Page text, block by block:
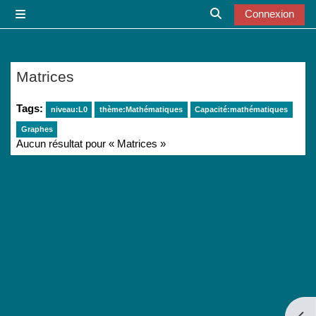
Activer/désactiver
Connexion
Matrices
Tags: niveau:L0 thème:Mathématiques Capacité:mathématiques
Graphes
Aucun résultat pour « Matrices »